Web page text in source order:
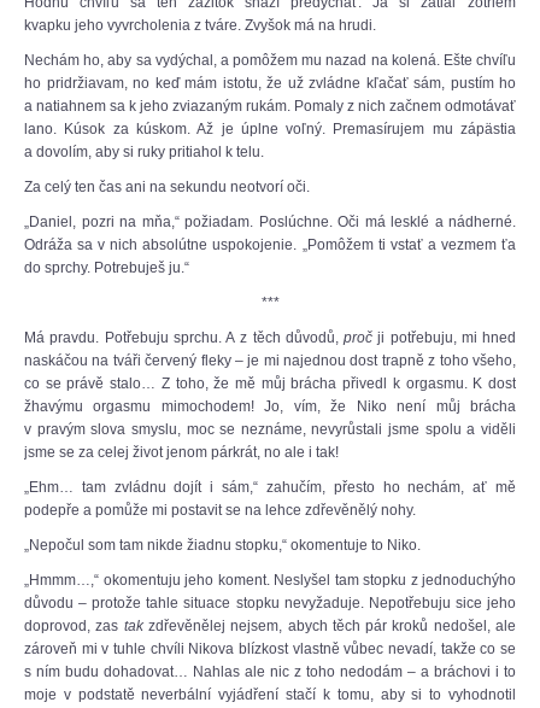
kvapku jeho vyvrcholenia z tváre. Zvyšok má na hrudi.
Nechám ho, aby sa vydýchal, a pomôžem mu nazad na kolená. Ešte chvíľu
ho pridržiavam, no keď mám istotu, že už zvládne kľačať sám, pustím ho
a natiahnem sa k jeho zviazaným rukám. Pomaly z nich začnem odmotávať
lano. Kúsok za kúskom. Až je úplne voľný. Premasírujem mu zápästia
a dovolím, aby si ruky pritiahol k telu.
Za celý ten čas ani na sekundu neotvorí oči.
„Daniel, pozri na mňa,“ požiadam. Poslúchne. Oči má lesklé a nádherné.
Odráža sa v nich absolútne uspokojenie. „Pomôžem ti vstať a vezmem ťa
do sprchy. Potrebuješ ju.“
***
Má pravdu. Potřebuju sprchu. A z těch důvodů, proč ji potřebuju, mi hned
naskáčou na tváři červený fleky – je mi najednou dost trapně z toho všeho,
co se právě stalo… Z toho, že mě můj brácha přivedl k orgasmu. K dost
žhavýmu orgasmu mimochodem! Jo, vím, že Niko není můj brácha
v pravým slova smyslu, moc se neznáme, nevyrůstali jsme spolu a viděli
jsme se za celej život jenom párkrát, no ale i tak!
„Ehm… tam zvládnu dojít i sám,“ zahučím, přesto ho nechám, ať mě
podepře a pomůže mi postavit se na lehce zdřevěnělý nohy.
„Nepočul som tam nikde žiadnu stopku,“ okomentuje to Niko.
„Hmmm…,“ okomentuju jeho koment. Neslyšel tam stopku z jednoduchýho
důvodu – protože tahle situace stopku nevyžaduje. Nepotřebuju sice jeho
doprovod, zas tak zdřevěnělej nejsem, abych těch pár kroků nedošel, ale
zároveň mi v tuhle chvíli Nikova blízkost vlastně vůbec nevadí, takže co se
s ním budu dohadovat… Nahlas ale nic z toho nedodám – a bráchovi i to
moje v podstatě neverbální vyjádření stačí k tomu, aby si to vyhodnotil